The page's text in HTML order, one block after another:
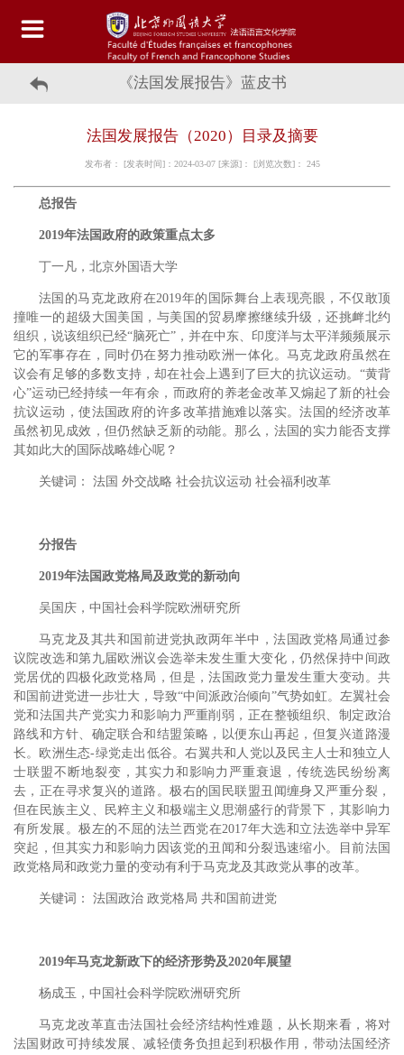
《法国发展报告》蓝皮书
法国发展报告（2020）目录及摘要
发布者： [发表时间]：2024-03-07 [来源]： [浏览次数]： 245
总报告
2019年法国政府的政策重点太多
丁一凡，北京外国语大学
法国的马克龙政府在2019年的国际舞台上表现亮眼，不仅敢顶
撞唯一的超级大国美国，与美国的贸易摩擦继续升级，还挑衅北约
组织，说该组织已经“脑死亡”，并在中东、印度洋与太平洋频频展示
它的军事存在，同时仍在努力推动欧洲一体化。马克龙政府虽然在
议会有足够的多数支持，却在社会上遇到了巨大的抗议运动。“黄背
心”运动已经持续一年有余，而政府的养老金改革又煽起了新的社会
抗议运动，使法国政府的许多改革措施难以落实。法国的经济改革
虽然初见成效，但仍然缺乏新的动能。那么，法国的实力能否支撑
其如此大的国际战略雄心呢？
关键词： 法国 外交战略 社会抗议运动 社会福利改革
分报告
2019年法国政党格局及政党的新动向
吴国庆，中国社会科学院欧洲研究所
马克龙及其共和国前进党执政两年半中，法国政党格局通过参
议院改选和第九届欧洲议会选举未发生重大变化，仍然保持中间政
党居优的四极化政党格局，但是，法国政党力量发生重大变动。共
和国前进党进一步壮大，导致“中间派政治倾向”气势如虹。左翼社会
党和法国共产党实力和影响力严重削弱，正在整顿组织、制定政治
路线和方针、确定联合和结盟策略，以便东山再起，但复兴道路漫
长。欧洲生态-绿党走出低谷。右翼共和人党以及民主人士和独立人
士联盟不断地裂变，其实力和影响力严重衰退，传统选民纷纷离
去，正在寻求复兴的道路。极右的国民联盟丑闻缠身又严重分裂，
但在民族主义、民粹主义和极端主义思潮盛行的背景下，其影响力
有所发展。极左的不屈的法兰西党在2017年大选和立法选举中异军
突起，但其实力和影响力因该党的丑闻和分裂迅速缩小。目前法国
政党格局和政党力量的变动有利于马克龙及其政党从事的改革。
关键词： 法国政治 政党格局 共和国前进党
2019年马克龙新政下的经济形势及2020年展望
杨成玉，中国社会科学院欧洲研究所
马克龙改革直击法国社会经济结构性难题，从长期来看，将对
法国财政可持续发展、减轻债务负担起到积极作用，带动法国经济